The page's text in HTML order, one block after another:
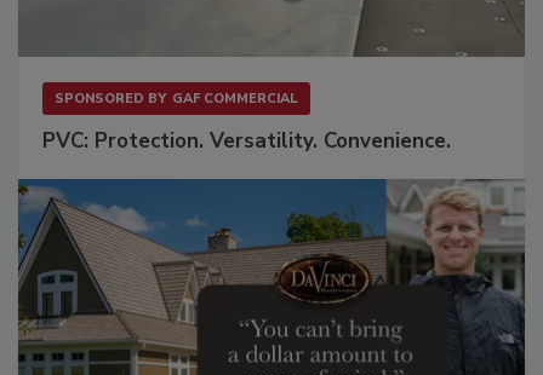
SPONSORED BY GAF COMMERCIAL
PVC: Protection. Versatility. Convenience.